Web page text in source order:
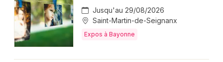
Jusqu'au 29/08/2026
Saint-Martin-de-Seignanx
Expos à Bayonne